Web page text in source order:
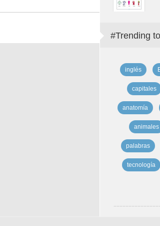
#Trending
inglés
capitales
anatomía
animales
palabras
tecnología